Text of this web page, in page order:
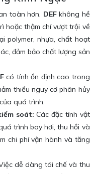
toàn hơn, DEFkhông hề
hoặc thậm chí vượt trội về
polymer, nhựa, chất hoạt
đảm bảo chất lượng sản
có tính ổn định cao trong
thiểu nguy cơ phân hủy
quá trình.
soát: Các đặc tính vật
trình bay hơi, thu hồi và
chi phí vận hành và tăng
dễ dàng tái chế và thu